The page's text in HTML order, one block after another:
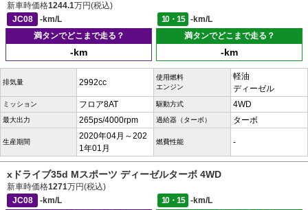
新車時価格1244.1万円(税込)
JC08
-km/L 10・15
-km/L
満タンでどこまで走る？
-km
満タンでどこまで走る？
-km
排気量 2992cc
使用燃料
エンジン
軽油
ディーゼル
ミッション フロア8AT 駆動方式 4WD
最大出力 265ps/4000rpm 過給器（ターボ） ターボ
生産期間
2020年04月～202
1年01月
燃費性能 -
xドライブ35d Mスポーツ ディーゼルターボ 4WD
新車時価格1271万円(税込)
JC08
-km/L 10・15
-km/L